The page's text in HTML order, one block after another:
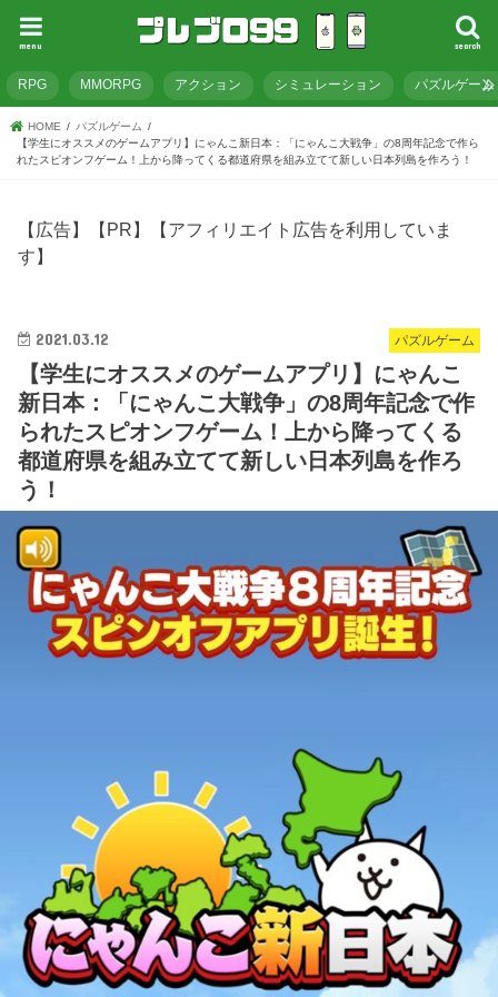
search
menu
RPG MMORPG アクション シミュレーション パズルゲーム
HOME
パズルゲーム
【学生にオススメのゲームアプリ】にゃんこ新日本：「にゃんこ大戦争」の8周年記念で作ら
れたスピオンフゲーム！上から降ってくる都道府県を組み立てて新しい日本列島を作ろう！
【広告】【PR】【アフィリエイト広告を利用していま
す】
パズルゲーム
2021.03.12
【学生にオススメのゲームアプリ】にゃんこ
新日本：「にゃんこ大戦争」の8周年記念で作
られたスピオンフゲーム！上から降ってくる
都道府県を組み立てて新しい日本列島を作ろ
う！